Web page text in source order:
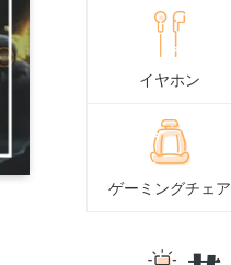
イヤホン
ゲーミングチェア